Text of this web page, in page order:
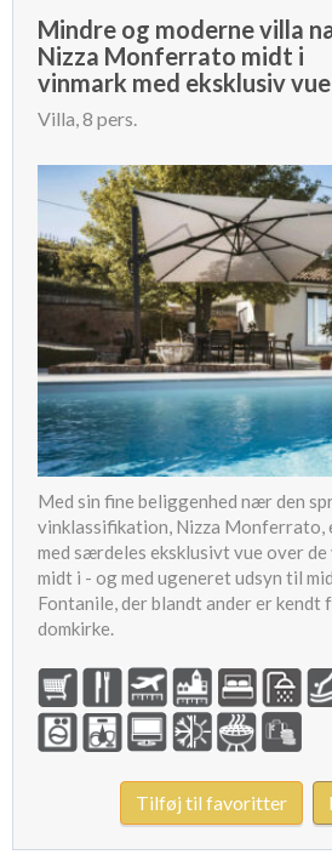
Mindre og moderne villa
Nizza Monferrato midt i
vinmark med eksklusiv vue
Villa, 8 pers.
Med sin fine beliggenhed nær den
vinklassifikation, Nizza Monferrato,
med særdeles eksklusivt vue over
midt i - og med ugeneret udsyn til
Fontanile, der blandt ander er
domkirke.
Tilføj til favoritter